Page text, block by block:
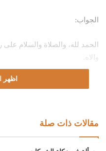
الجواب:
الحمد لله، والصلاة والسلام
والاه.
الشّيوع جائزة بشرط الحيازة،
اظهر
مقالات ذات صلة